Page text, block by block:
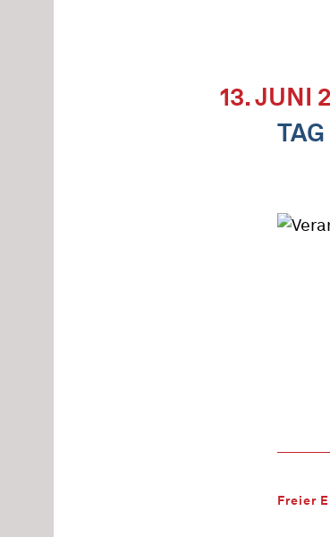
13. JUNI
Freier